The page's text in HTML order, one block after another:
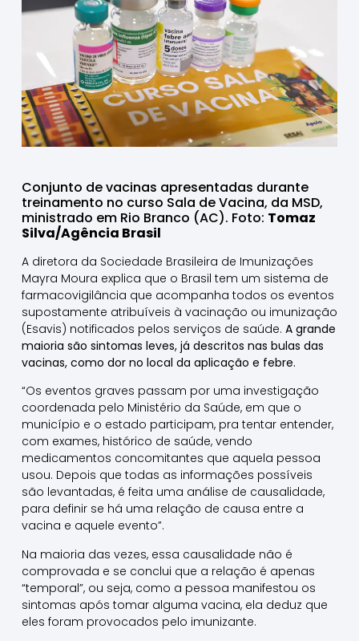
Conjunto de vacinas apresentadas durante
treinamento no curso Sala de Vacina, da MSD,
ministrado em Rio Branco (AC). Foto: Tomaz
Silva/Agência Brasil
A diretora da Sociedade Brasileira de Imunizações
Mayra Moura explica que o Brasil tem um sistema de
farmacovigilância que acompanha todos os eventos
supostamente atribuíveis à vacinação ou imunização
(Esavis) notificados pelos serviços de saúde. A grande
maioria são sintomas leves, já descritos nas bulas das
vacinas, como dor no local da aplicação e febre.
“Os eventos graves passam por uma investigação
coordenada pelo Ministério da Saúde, em que o
município e o estado participam, pra tentar entender,
com exames, histórico de saúde, vendo
medicamentos concomitantes que aquela pessoa
usou. Depois que todas as informações possíveis
são levantadas, é feita uma análise de causalidade,
para definir se há uma relação de causa entre a
vacina e aquele evento”.
Na maioria das vezes, essa causalidade não é
comprovada e se conclui que a relação é apenas
“temporal”, ou seja, como a pessoa manifestou os
sintomas após tomar alguma vacina, ela deduz que
eles foram provocados pelo imunizante.